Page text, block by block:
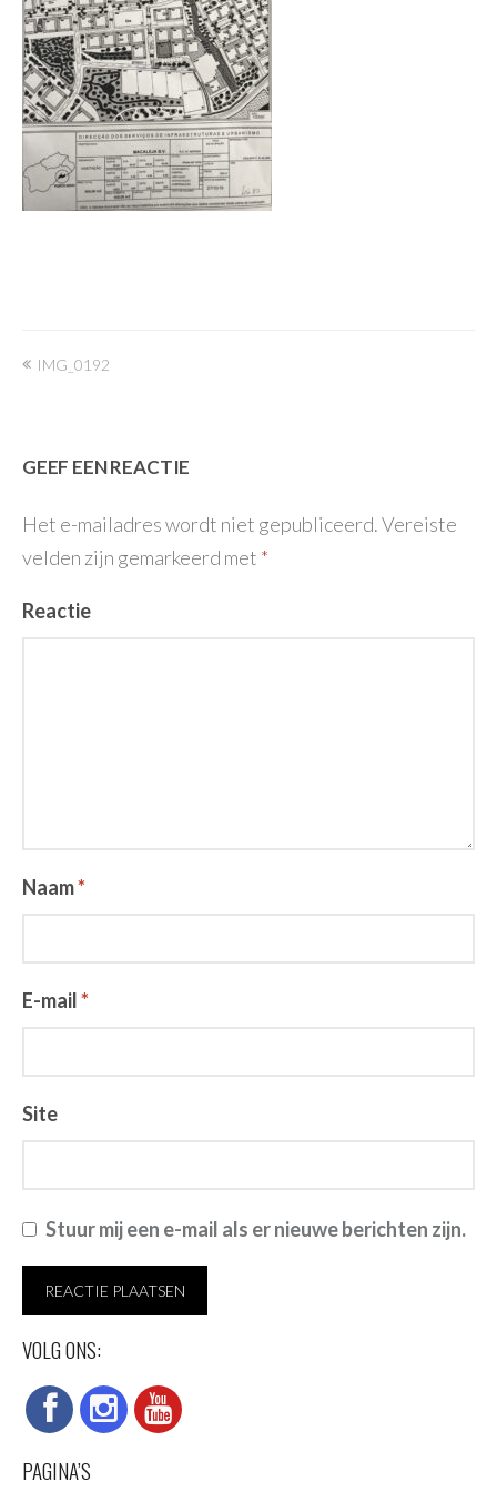
navigatie
IMG_0192
GEEF EEN REACTIE
Het e-mailadres wordt niet gepubliceerd.Vereiste
velden zijn gemarkeerd met *
Reactie
Naam*
E-mail*
Site
Stuur mij een e-mail als er nieuwe berichten zijn.
VOLG ONS:
PAGINA’S